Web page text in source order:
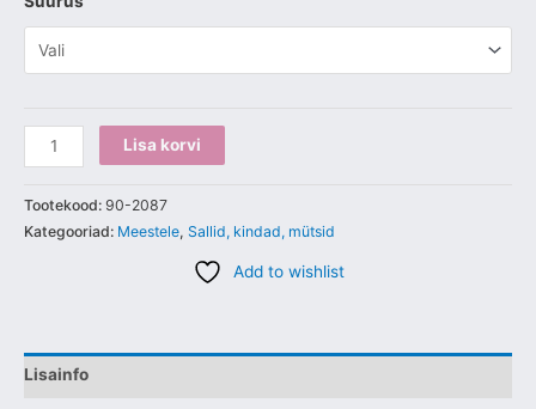
Lisa korvi
Tootekood: 90-2087
Kategooriad: Meestele, Sallid, kindad, mütsid
Add to wishlist
Lisainfo